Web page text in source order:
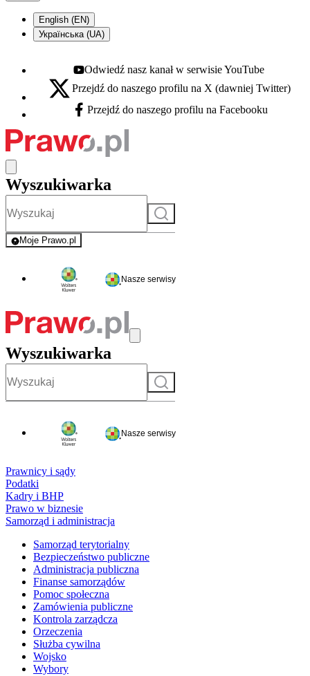
English (EN)
Українська (UA)
Youtube - otwiera się w nowej karcie
Odwiedź nasz kanał w serwisie YouTube
X - otwiera się w nowej karcie
Przejdź do naszego profilu na X (dawniej Twitter)
Facebook - otwiera się w nowej karcie
Przejdź do naszego profilu na Facebooku
Wyszukiwarka
Szukaj
Moje Prawo.pl
- rejestracja i logowanie do serwisu
Nasze serwisy
Wyszukiwarka
Szukaj
Nasze serwisy
Prawnicy i sądy
Podatki
Kadry i BHP
Prawo w biznesie
Samorząd i administracja
Samorząd terytorialny
Bezpieczeństwo publiczne
Administracja publiczna
Finanse samorządów
Pomoc społeczna
Zamówienia publiczne
Kontrola zarządcza
Orzeczenia
Służba cywilna
Wojsko
Wybory